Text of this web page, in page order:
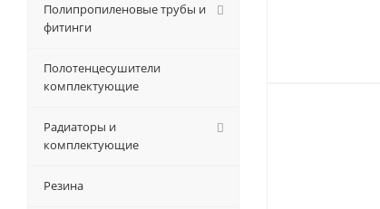
Полипропиленовые трубы и
фитинги
Полотенцесушители
комплектующие
Радиаторы и
комплектующие
Резина